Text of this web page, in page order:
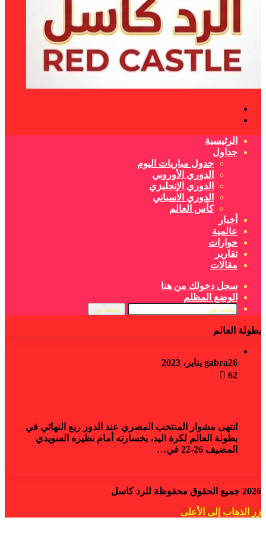
الرئيسية
جداول
جدول مباريات اليوم
الدوري الأوروبي
الدوري الإنجليزي
الدوري الاسباني
كأس العالم
أخبار
عالمية
حوارات
تقارير
مقالات
سجل دخولك من هنا
الوضع المظلم
بحث عن
بطولة العالم
gabra26 يناير، 2023
62
انتهى مشوار ​المنتخب المصري​ عند الدور ربع النهائي في ​
بطولة العالم لكرة اليد​، بخسارته أمام نظيره ​السويدي​
المضيف 26-22 في…
2026 جميع الحقوق محفوظة للرد كاسل
زر الذهاب إلى الأعلى